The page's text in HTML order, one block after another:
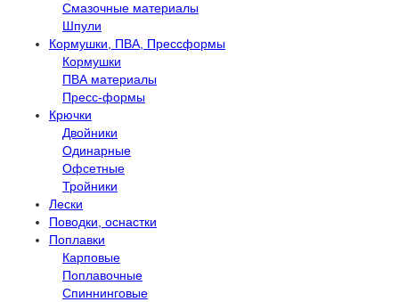
Смазочные материалы
Шпули
Кормушки, ПВА, Прессформы
Кормушки
ПВА материалы
Пресс-формы
Крючки
Двойники
Одинарные
Офсетные
Тройники
Лески
Поводки, оснастки
Поплавки
Карповые
Поплавочные
Спиннинговые